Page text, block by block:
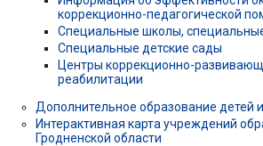
коррекционно-педагогической
Специальные школы,
Специальные детские сады
Центры коррекционно-
реабилитации
Дополнительное образование детей
Интерактивная карта учреждений
Гродненской области